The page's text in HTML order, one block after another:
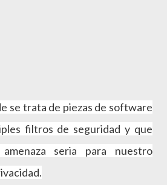
se trata de piezas de software
filtros de seguridad y que
seria para nuestro